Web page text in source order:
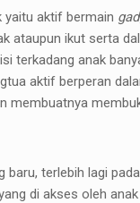
yaitu aktif bermain
ataupun ikut serta
terkadang anak
aktif berperan
terlebih lagi
di akses oleh